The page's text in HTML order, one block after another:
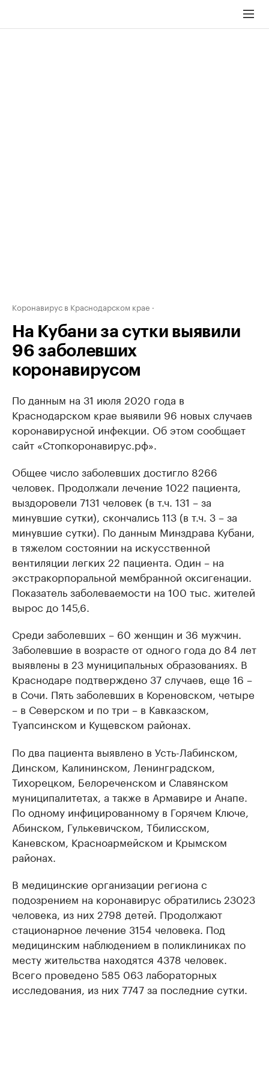
Коронавирус в Краснодарском крае
На Кубани за сутки выявили
96 заболевших
коронавирусом
По данным на 31 июля 2020 года в
Краснодарском крае выявили 96 новых случаев
коронавирусной инфекции. Об этом сообщает
сайт «Стопкоронавирус.рф».
Общее число заболевших достигло 8266
человек. Продолжали лечение 1022 пациента,
выздоровели 7131 человек (в т.ч. 131 – за
минувшие сутки), скончались 113 (в т.ч. 3 – за
минувшие сутки). По данным Минздрава Кубани,
в тяжелом состоянии на искусственной
вентиляции легких 22 пациента. Один – на
экстракорпоральной мембранной оксигенации.
Показатель заболеваемости на 100 тыс. жителей
вырос до 145,6.
Среди заболевших – 60 женщин и 36 мужчин.
Заболевшие в возрасте от одного года до 84 лет
выявлены в 23 муниципальных образованиях. В
Краснодаре подтверждено 37 случаев, еще 16 –
в Сочи. Пять заболевших в Кореновском, четыре
– в Северском и по три – в Кавказском,
Туапсинском и Кущевском районах.
По два пациента выявлено в Усть-Лабинском,
Динском, Калининском, Ленинградском,
Тихорецком, Белореченском и Славянском
муниципалитетах, а также в Армавире и Анапе.
По одному инфицированному в Горячем Ключе,
Абинском, Гулькевичском, Тбилисском,
Каневском, Красноармейском и Крымском
районах.
В медицинские организации региона с
подозрением на коронавирус обратились 23023
человека, из них 2798 детей. Продолжают
стационарное лечение 3154 человека. Под
медицинским наблюдением в поликлиниках по
месту жительства находятся 4378 человек.
Всего проведено 585 063 лабораторных
исследования, из них 7747 за последние сутки.